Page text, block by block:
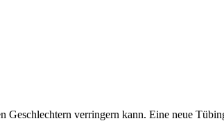
verringern kann. Eine neue